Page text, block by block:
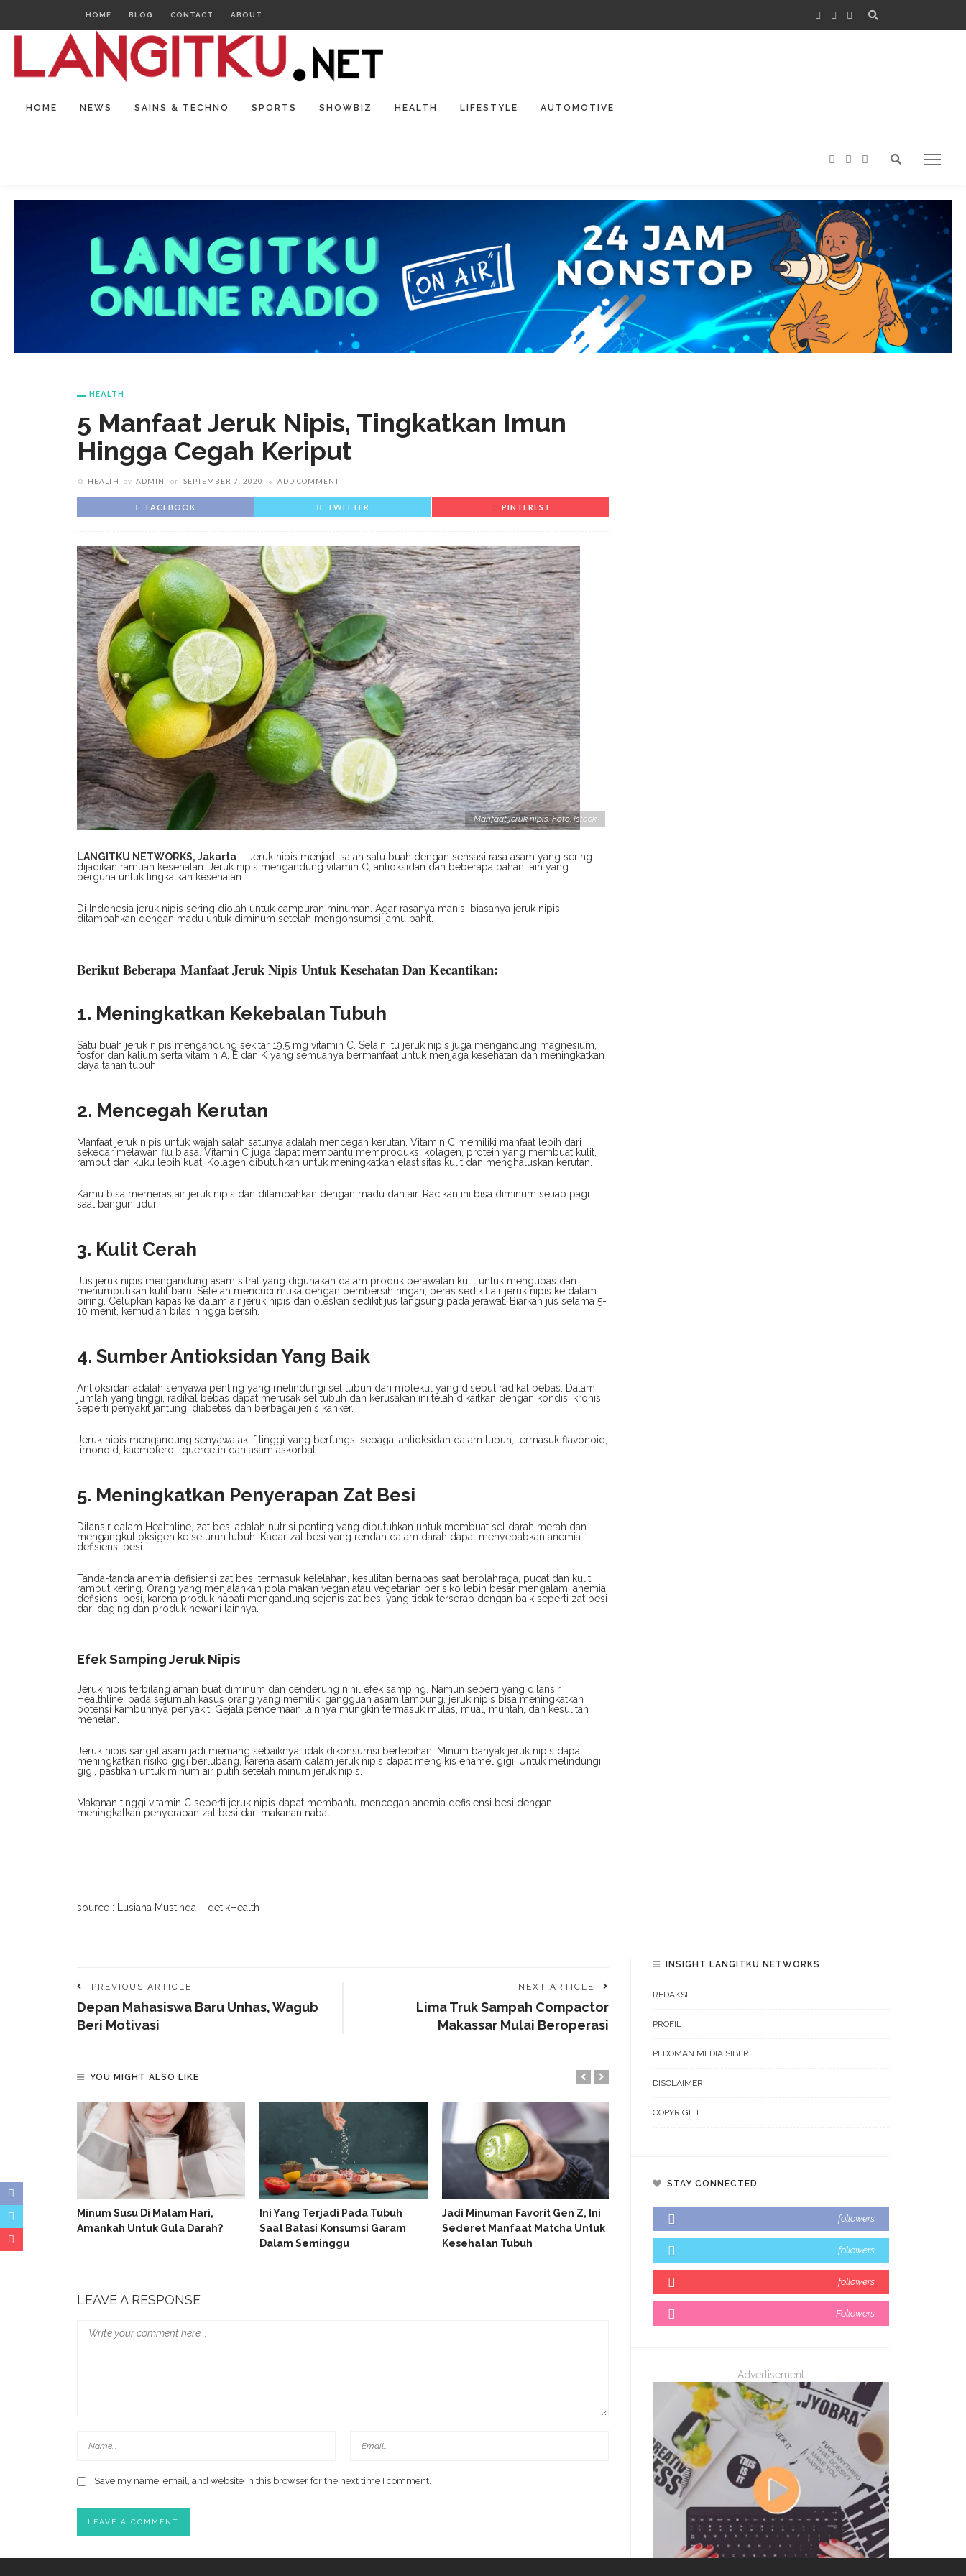
HOME BLOG CONTACT ABOUT
HOME NEWS SAINS & TECHNO SPORTS SHOWBIZ HEALTH LIFESTYLE AUTOMOTIVE
HEALTH
5 Manfaat Jeruk Nipis, Tingkatkan Imun
Hingga Cegah Keriput
HEALTH by ADMIN on SEPTEMBER 7, 2020 ADD COMMENT
FACEBOOK TWITTER PINTEREST
Manfaat jeruk nipis. Foto: Istock
LANGITKU NETWORKS, Jakarta – Jeruk nipis menjadi salah satu buah dengan sensasi rasa asam yang sering
dijadikan ramuan kesehatan. Jeruk nipis mengandung vitamin C, antioksidan dan beberapa bahan lain yang
berguna untuk tingkatkan kesehatan.
Di Indonesia jeruk nipis sering diolah untuk campuran minuman. Agar rasanya manis, biasanya jeruk nipis
ditambahkan dengan madu untuk diminum setelah mengonsumsi jamu pahit.
Berikut Beberapa Manfaat Jeruk Nipis Untuk Kesehatan Dan Kecantikan:
1. Meningkatkan Kekebalan Tubuh
Satu buah jeruk nipis mengandung sekitar 19,5 mg vitamin C. Selain itu jeruk nipis juga mengandung magnesium,
fosfor dan kalium serta vitamin A, E dan K yang semuanya bermanfaat untuk menjaga kesehatan dan meningkatkan
daya tahan tubuh.
2. Mencegah Kerutan
Manfaat jeruk nipis untuk wajah salah satunya adalah mencegah kerutan. Vitamin C memiliki manfaat lebih dari
sekedar melawan flu biasa. Vitamin C juga dapat membantu memproduksi kolagen, protein yang membuat kulit,
rambut dan kuku lebih kuat. Kolagen dibutuhkan untuk meningkatkan elastisitas kulit dan menghaluskan kerutan.
Kamu bisa memeras air jeruk nipis dan ditambahkan dengan madu dan air. Racikan ini bisa diminum setiap pagi
saat bangun tidur.
3. Kulit Cerah
Jus jeruk nipis mengandung asam sitrat yang digunakan dalam produk perawatan kulit untuk mengupas dan
menumbuhkan kulit baru. Setelah mencuci muka dengan pembersih ringan, peras sedikit air jeruk nipis ke dalam
piring. Celupkan kapas ke dalam air jeruk nipis dan oleskan sedikit jus langsung pada jerawat. Biarkan jus selama 5-
10 menit, kemudian bilas hingga bersih.
4. Sumber Antioksidan Yang Baik
Antioksidan adalah senyawa penting yang melindungi sel tubuh dari molekul yang disebut radikal bebas. Dalam
jumlah yang tinggi, radikal bebas dapat merusak sel tubuh dan kerusakan ini telah dikaitkan dengan kondisi kronis
seperti penyakit jantung, diabetes dan berbagai jenis kanker.
Jeruk nipis mengandung senyawa aktif tinggi yang berfungsi sebagai antioksidan dalam tubuh, termasuk flavonoid,
limonoid, kaempferol, quercetin dan asam askorbat.
5. Meningkatkan Penyerapan Zat Besi
Dilansir dalam Healthline, zat besi adalah nutrisi penting yang dibutuhkan untuk membuat sel darah merah dan
mengangkut oksigen ke seluruh tubuh. Kadar zat besi yang rendah dalam darah dapat menyebabkan anemia
defisiensi besi.
Tanda-tanda anemia defisiensi zat besi termasuk kelelahan, kesulitan bernapas saat berolahraga, pucat dan kulit
rambut kering. Orang yang menjalankan pola makan vegan atau vegetarian berisiko lebih besar mengalami anemia
defisiensi besi, karena produk nabati mengandung sejenis zat besi yang tidak terserap dengan baik seperti zat besi
dari daging dan produk hewani lainnya.
Efek Samping Jeruk Nipis
Jeruk nipis terbilang aman buat diminum dan cenderung nihil efek samping. Namun seperti yang dilansir
Healthline, pada sejumlah kasus orang yang memiliki gangguan asam lambung, jeruk nipis bisa meningkatkan
potensi kambuhnya penyakit. Gejala pencernaan lainnya mungkin termasuk mulas, mual, muntah, dan kesulitan
menelan.
Jeruk nipis sangat asam jadi memang sebaiknya tidak dikonsumsi berlebihan. Minum banyak jeruk nipis dapat
meningkatkan risiko gigi berlubang, karena asam dalam jeruk nipis dapat mengikis enamel gigi. Untuk melindungi
gigi, pastikan untuk minum air putih setelah minum jeruk nipis.
Makanan tinggi vitamin C seperti jeruk nipis dapat membantu mencegah anemia defisiensi besi dengan
meningkatkan penyerapan zat besi dari makanan nabati.
source : Lusiana Mustinda – detikHealth
PREVIOUS ARTICLE
Depan Mahasiswa Baru Unhas, Wagub
Beri Motivasi
NEXT ARTICLE
Lima Truk Sampah Compactor
Makassar Mulai Beroperasi
YOU MIGHT ALSO LIKE
Dokter
Minum Susu Di Malam Hari,
Amankah Untuk Gula Darah?
Ini Yang Terjadi Pada Tubuh
Saat Batasi Konsumsi Garam
Dalam Seminggu
Jadi Minuman Favorit Gen Z, Ini
Sederet Manfaat Matcha Untuk
Kesehatan Tubuh
Benarkah Keju Bikin Kolesterol
Lagi Tren Main Padel
LEAVE A RESPONSE
Save my name, email, and website in this browser for the next time I comment.
INSIGHT LANGITKU NETWORKS
REDAKSI
PROFIL
PEDOMAN MEDIA SIBER
DISCLAIMER
COPYRIGHT
STAY CONNECTED
followers
followers
followers
Followers
- Advertisement -